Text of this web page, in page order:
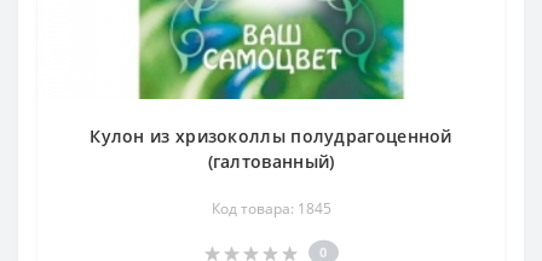
Кулон из хризоколлы полудрагоценной
(галтованный)
Код товара: 1845
0